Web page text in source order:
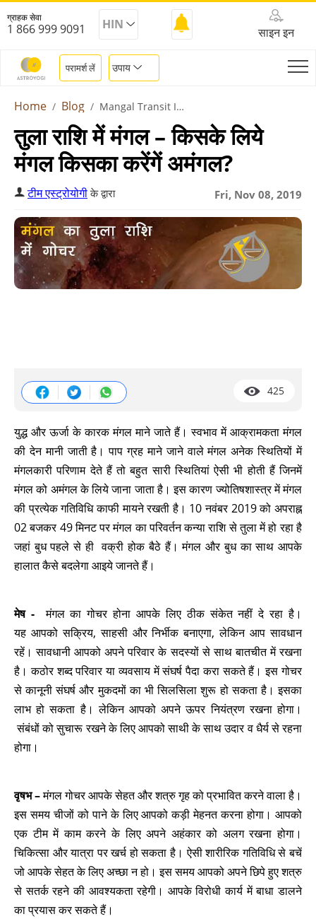
ग्राहक सेवा
1 866 999 9091 HIN
साइन इन
परामर्श लें उपाय
Home Blog Mangal Transit In Libra
तुला राशि में मंगल – किसके लिये
मंगल किसका करेंगें अमंगल?
Fri, Nov 08, 2019
टीम एस्ट्रोयोगीके द्वारा
425
युद्ध और ऊर्जा के कारक मंगल माने जाते हैं। स्वभाव में आक्रामकता मंगल
की देन मानी जाती है। पाप ग्रह माने जाने वाले मंगल अनेक स्थितियों में
मंगलकारी परिणाम देते हैं तो बहुत सारी स्थितियां ऐसी भी होती हैं जिनमें
मंगल को अमंगल के लिये जाना जाता है। इस कारण ज्योतिषशास्त्र में मंगल
की प्रत्येक गतिविधि काफी मायने रखती है। 10 नवंबर 2019 को अपराह्न
02 बजकर 49 मिनट पर मंगल का परिवर्तन कन्या राशि से तुला में हो रहा है
जहां बुध पहले से ही वक्री होक बैठे हैं। मंगल और बुध का साथ आपके
हालात कैसे बदलेगा आइये जानते हैं।
मेष -मंगल का गोचर होना आपके लिए ठीक संकेत नहीं दे रहा है।
यह आपको सक्रिय, साहसी और निर्भीक बनाएगा, लेकिन आप सावधान
रहें। सावधानी आपको अपने परिवार के सदस्यों से साथ बातचीत में रखना
है। कठोर शब्द परिवार या व्यवसाय में संघर्ष पैदा करा सकते हैं। इस गोचर
से कानूनी संघर्ष और मुकदमों का भी सिलसिला शुरू हो सकता है। इसका
लाभ हो सकता है। लेकिन आपको अपने ऊपर नियंत्रण रखना होगा।
संबंधों को सुचारू रखने के लिए आपको साथी के साथ उदार व धैर्य से रहना
होगा।
वृषभ –मंगल गोचर आपके सेहत और शत्रु गृह को प्रभावित करने वाला है।
इस समय चीजों को पाने के लिए आपको कड़ी मेहनत करना होगा। आपको
एक टीम में काम करने के लिए अपने अहंकार को अलग रखना होगा।
चिकित्सा और यात्रा पर खर्च हो सकता है। ऐसी शारीरिक गतिविधि से बचें
जो आपके सेहत के लिए अच्छा न हो। इस समय आपको अपने छिपे हुए शत्रु
से सतर्क रहने की आवश्यकता रहेगी। आपके विरोधी कार्य में बाधा डालने
का प्रयास कर सकते हैं।